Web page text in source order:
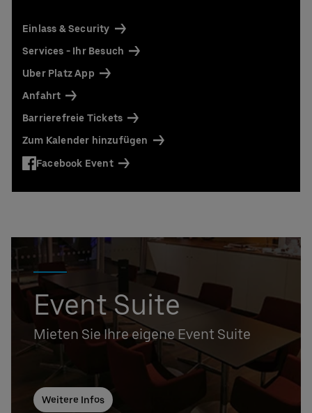
Einlass & Security
Services - Ihr Besuch
Uber Platz App
Anfahrt
Barrierefreie Tickets
Zum Kalender hinzufügen
Facebook Event
Event Suite
Mieten Sie Ihre eigene Event Suite
Weitere Infos